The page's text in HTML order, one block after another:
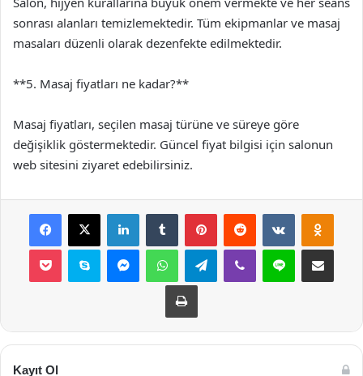
sonrası alanları temizlemektedir. Tüm ekipmanlar ve masaj
masaları düzenli olarak dezenfekte edilmektedir.
**5. Masaj fiyatları ne kadar?**
Masaj fiyatları, seçilen masaj türüne ve süreye göre
değişiklik göstermektedir. Güncel fiyat bilgisi için salonun
web sitesini ziyaret edebilirsiniz.
Facebook
X LinkedInTumblr PinterestReddit VKontakte
Pocket Skype MessengerWhatsAppTelegramViber Line E-Posta ile
Yazdır
Kayıt Ol